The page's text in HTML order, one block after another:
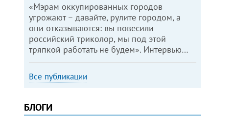
«Мэрам оккупированных городов
угрожают – давайте, рулите городом, а
они отказываются: вы повесили
российский триколор, мы под этой
тряпкой работать не будем». Интервью…
Все публикации
БЛОГИ